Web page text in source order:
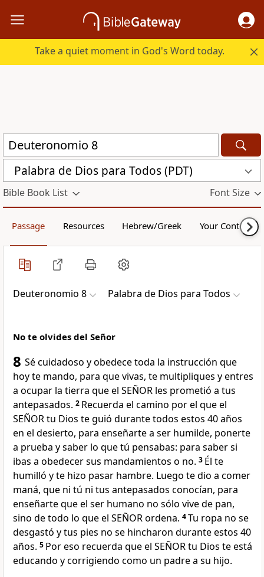
Take a quiet moment in God's Word today.
Palabra de Dios para Todos (PDT)
Bible Book List Font Size
Passage Resources Hebrew/Greek Your Content
Deuteronomio 8 Palabra de Dios para Todos
No te olvides del Señor
8 Sé cuidadoso y obedece toda la instrucción que
hoy te mando, para que vivas, te multipliques y entres
a ocupar la tierra que el SEÑOR les prometió a tus
antepasados. 2 Recuerda el camino por el que el
SEÑOR tu Dios te guió durante todos estos 40 años
en el desierto, para enseñarte a ser humilde, ponerte
a prueba y saber lo que tú pensabas: para saber si
ibas a obedecer sus mandamientos o no. 3 Él te
humilló y te hizo pasar hambre. Luego te dio a comer
maná, que ni tú ni tus antepasados conocían, para
enseñarte que el ser humano no sólo vive de pan,
sino de todo lo que el SEÑOR ordena. 4Tu ropa no se
desgastó y tus pies no se hincharon durante estos 40
años. 5 Por eso recuerda que el SEÑOR tu Dios te está
educando y corrigiendo como un padre a su hijo.